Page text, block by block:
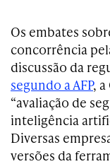
Os embates
concorrência
discussão da
segundo a AFP,
“avaliação de
inteligência
Diversas
versões da